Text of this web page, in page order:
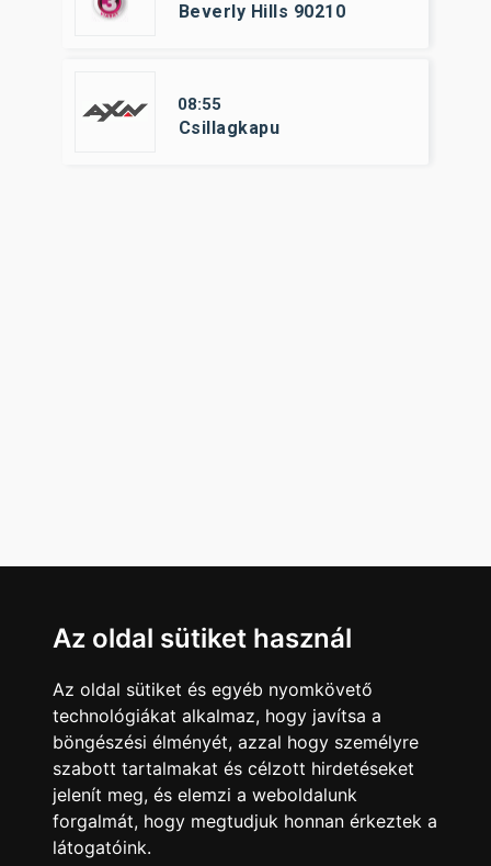
Beverly Hills 90210
08:55
Csillagkapu
Minden jog fenntartva © 2008 - 2026
Az oldal sütiket használ
Az oldal sütiket és egyéb nyomkövető
technológiákat alkalmaz, hogy javítsa a
böngészési élményét, azzal hogy személyre
szabott tartalmakat és célzott hirdetéseket
jelenít meg, és elemzi a weboldalunk
forgalmát, hogy megtudjuk honnan érkeztek a
látogatóink.